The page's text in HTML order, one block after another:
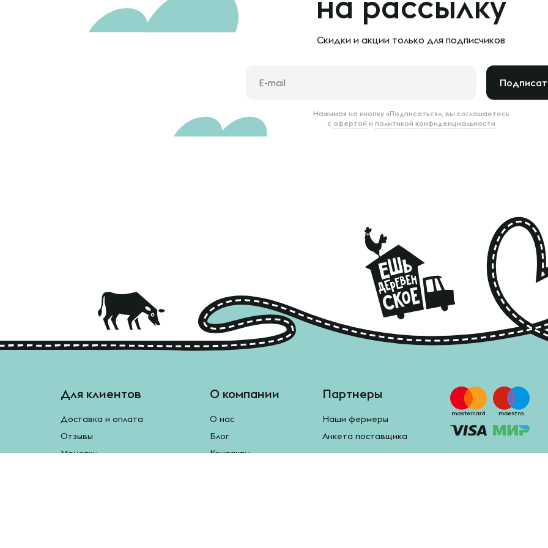
Скидки и акции только для подписчиков
Нажимая на кнопку «Подписаться», вы соглашаетесь
с офертой и политикой конфиденциальности
Для клиентов
Доставка и оплата
Отзывы
Монетки
О компании
О нас
Блог
Контакты
Партнеры
Наши фермеры
Анкета поставщика